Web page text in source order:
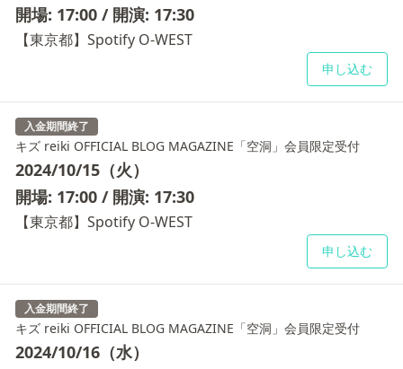
開場: 17:00 / 開演: 17:30
【東京都】Spotify O-WEST
申し込む
キズ reiki OFFICIAL BLOG MAGAZINE「空洞」会員限定受付
2024/10/15（火）
開場: 17:00 / 開演: 17:30
【東京都】Spotify O-WEST
入金期間終了
申し込む
キズ reiki OFFICIAL BLOG MAGAZINE「空洞」会員限定受付
2024/10/16（水）
入金期間終了